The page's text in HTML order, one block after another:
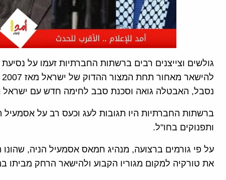
גולשים וצייצנים רבים ברשתות החברתיות זעמו על
נסבל, האבטלה גואה וסכנת סבב לחימה חדש עם
ברשתות החברתיות היו תגובות לעג וכעס רב על
ותפנוקים בחו"ל.
את טורקיה למקום מגוריו הקבוע ולהישאר הרחק מביתו